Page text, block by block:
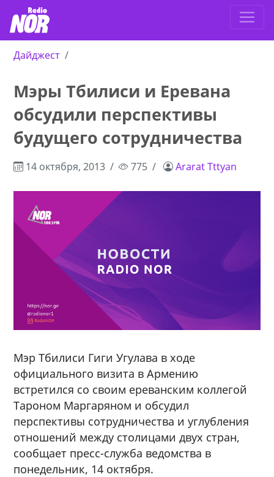
Дайджест
Мэры Тбилиси и Еревана
обсудили перспективы
будущего сотрудничества
14 октября, 2013 775 Ararat Tttyan
Мэр Тбилиси Гиги Угулава в ходе
официального визита в Армению
встретился со своим ереванским коллегой
Тароном Маргаряном и обсудил
перспективы сотрудничества и углубления
отношений между столицами двух стран,
сообщает пресс-служба ведомства в
понедельник, 14 октября.